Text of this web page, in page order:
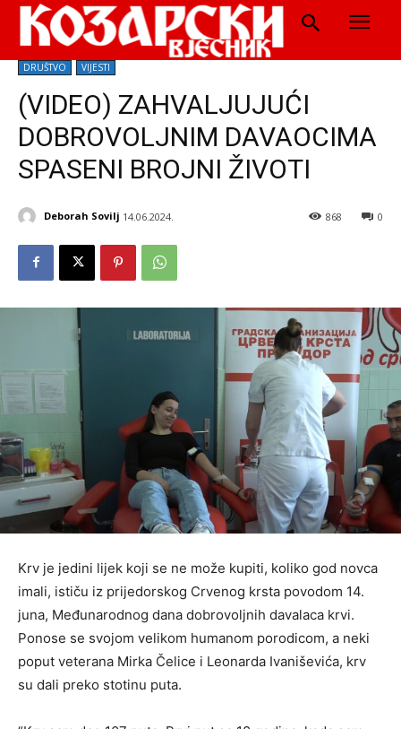
DRUŠTVO VIJESTI
(VIDEO) ZAHVALJUJUĆI
DOBROVOLJNIM DAVAOCIMA
SPASENI BROJNI ŽIVOTI
Deborah Sovilj 14.06.2024. 0
868
Krv je jedini lijek koji se ne može kupiti, koliko god novca
imali, ističu iz prijedorskog Crvenog krsta povodom 14.
juna, Međunarodnog dana dobrovoljnih davalaca krvi.
Ponose se svojom velikom humanom porodicom, a neki
poput veterana Mirka Čelice i Leonarda Ivaniševića, krv
su dali preko stotinu puta.